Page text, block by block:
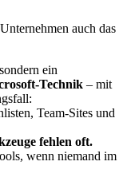
auch das
ein
Technik – mit
Team-Sites und
fehlen oft.
wenn niemand im